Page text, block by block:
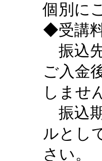
個別に
◆受講
振込
ご入金
しませ
振込
ルとし
さい。